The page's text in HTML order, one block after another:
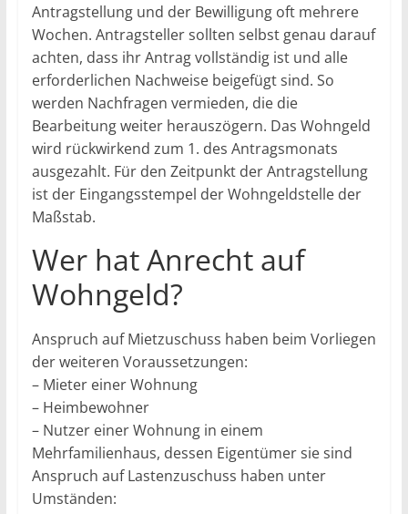
Antragstellung und der Bewilligung oft mehrere
Wochen. Antragsteller sollten selbst genau darauf
achten, dass ihr Antrag vollständig ist und alle
erforderlichen Nachweise beigefügt sind. So
werden Nachfragen vermieden, die die
Bearbeitung weiter herauszögern. Das Wohngeld
wird rückwirkend zum 1. des Antragsmonats
ausgezahlt. Für den Zeitpunkt der Antragstellung
ist der Eingangsstempel der Wohngeldstelle der
Maßstab.
Wer hat Anrecht auf
Wohngeld?
Anspruch auf Mietzuschuss haben beim Vorliegen
der weiteren Voraussetzungen:
– Mieter einer Wohnung
– Heimbewohner
– Nutzer einer Wohnung in einem
Mehrfamilienhaus, dessen Eigentümer sie sind
Anspruch auf Lastenzuschuss haben unter
Umständen: